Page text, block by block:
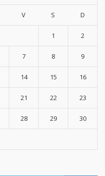
V S D
1 2
7 8 9
14 15 16
21 22 23
28 29 30